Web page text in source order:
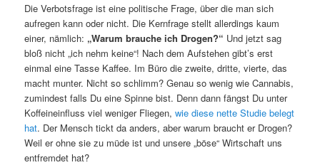
Die Verbotsfrage ist eine politische Frage, über die man sich
aufregen kann oder nicht. Die Kernfrage stellt allerdings kaum
einer, nämlich: „Warum brauche ich Drogen?“ Und jetzt sag
bloß nicht „ich nehm keine“! Nach dem Aufstehen gibt’s erst
einmal eine Tasse Kaffee. Im Büro die zweite, dritte, vierte, das
macht munter. Nicht so schlimm? Genau so wenig wie Cannabis,
zumindest falls Du eine Spinne bist. Denn dann fängst Du unter
Koffeineinfluss viel weniger Fliegen,wie diese nette Studie belegt
hat. Der Mensch tickt da anders, aber warum braucht er Drogen?
Weil er ohne sie zu müde ist und unsere „böse“ Wirtschaft uns
entfremdet hat?